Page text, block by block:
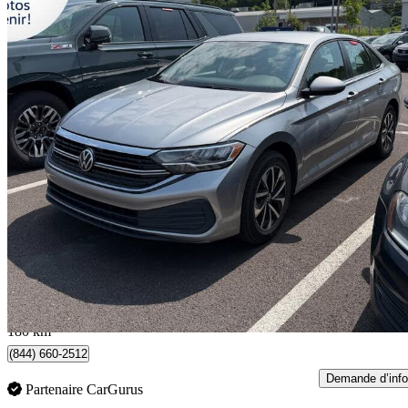
2022 Volkswagen Jetta
1.5T S FWD124 055 km
16 891 $ Bonne
297 $/mois env.
Québec, QC
180 km
(844) 660-2512
Partenaire CarGurus
Demande d’info